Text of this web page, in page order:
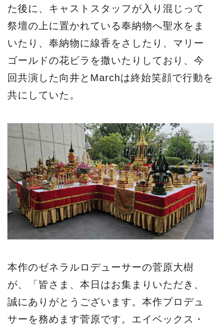
た後に、キャストスタッフが入り混じって
祭壇の上に置かれている奉納物へ聖水をま
いたり、奉納物に線香をさしたり、マリー
ゴールドの花ビラを撒いたりしており、今
回共演した向井とMarchは終始笑顔で行動を
共にしていた。
本作のゼネラルロデューサーの菅原大樹
が、「皆さま、本日はお集まりいただき、
誠にありがとうございます。本作プロデュ
サーを務めます菅原です。エイベックス・